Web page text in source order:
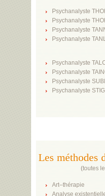
Psychanalyste
Psychanalyste
Psychanalyste
Psychanalyste
Psychanalyste
Psychanalyste
Psychanalyste
Psychanalyste
Les méthodes
(toutes
Art–thérapie
Analyse